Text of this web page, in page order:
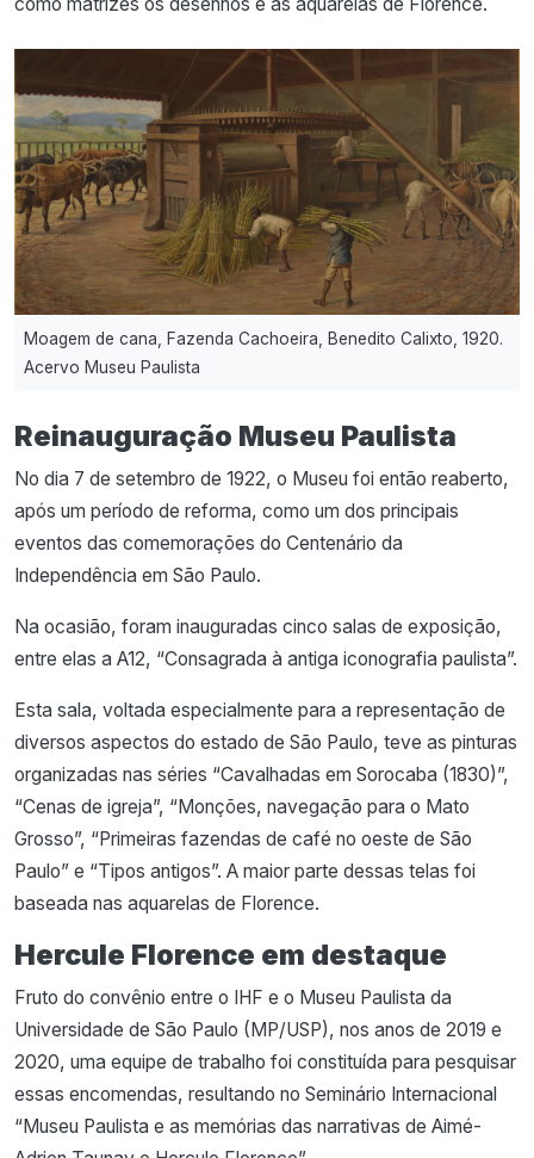
como matrizes os desenhos e as aquarelas de Florence.
Moagem de cana, Fazenda Cachoeira, Benedito Calixto, 1920.
Acervo Museu Paulista
Reinauguração Museu Paulista
No dia 7 de setembro de 1922, o Museu foi então reaberto,
após um período de reforma, como um dos principais
eventos das comemorações do Centenário da
Independência em São Paulo.
Na ocasião, foram inauguradas cinco salas de exposição,
entre elas a A12, “Consagrada à antiga iconografia paulista”.
Esta sala, voltada especialmente para a representação de
diversos aspectos do estado de São Paulo, teve as pinturas
organizadas nas séries “Cavalhadas em Sorocaba (1830)”,
“Cenas de igreja”, “Monções, navegação para o Mato
Grosso”, “Primeiras fazendas de café no oeste de São
Paulo” e “Tipos antigos”. A maior parte dessas telas foi
baseada nas aquarelas de Florence.
Hercule Florence em destaque
Fruto do convênio entre o IHF e o Museu Paulista da
Universidade de São Paulo (MP/USP), nos anos de 2019 e
2020, uma equipe de trabalho foi constituída para pesquisar
essas encomendas, resultando no Seminário Internacional
“Museu Paulista e as memórias das narrativas de Aimé-